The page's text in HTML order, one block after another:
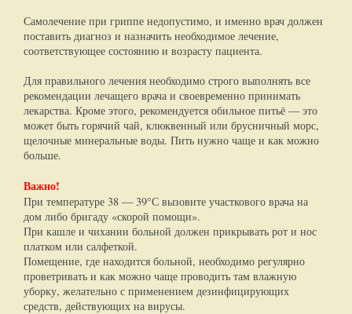
Самолечение при гриппе недопустимо, и именно врач должен
поставить диагноз и назначить необходимое лечение,
соответствующее состоянию и возрасту пациента.
Для правильного лечения необходимо строго выполнять все
рекомендации лечащего врача и своевременно принимать
лекарства. Кроме этого, рекомендуется обильное питьё — это
может быть горячий чай, клюквенный или брусничный морс,
щелочные минеральные воды. Пить нужно чаще и как можно
больше.
Важно!
При температуре 38 — 39°С вызовите участкового врача на
дом либо бригаду «скорой помощи».
При кашле и чихании больной должен прикрывать рот и нос
платком или салфеткой.
Помещение, где находится больной, необходимо регулярно
проветривать и как можно чаще проводить там влажную
уборку, желательно с применением дезинфицирующих
средств, действующих на вирусы.